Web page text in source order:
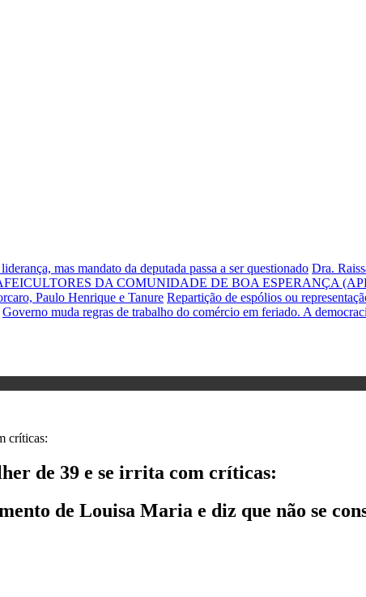
mas mandato da deputada passa a ser questionado Dra.
DA COMUNIDADE DE BOA ESPERANÇA
Paulo Henrique e Tanure Repartição de espólios ou
Governo muda regras de trabalho do comércio em feriado. A
de 39 e se irrita com críticas:
de Louisa Maria e diz que não se